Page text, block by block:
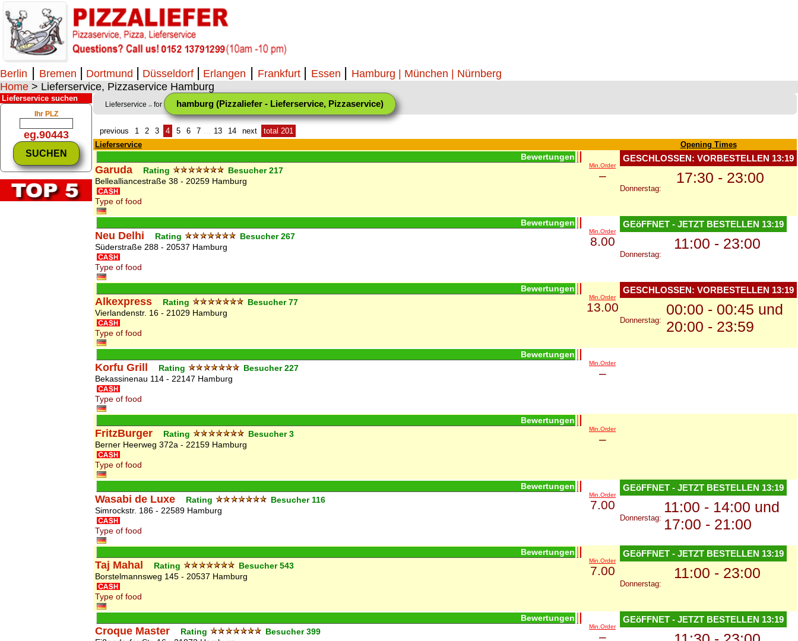
Berlin | Bremen | Dortmund | Düsseldorf | Erlangen | Frankfurt | Essen | Hamburg | München | Nürnberg
Home > Lieferservice, Pizzaservice Hamburg
Lieferservice suchen
Ihr PLZ
eg.90443
Lieferservice >> for hamburg (Pizzaliefer - Lieferservice, Pizzaservice)
previous 1 2 3 4 5 6 7 ... 13 14 next
total 201
Lieferservice
Opening Times
Bewertungen
Garuda Rating Besucher217
Bellealliancestraße 38 - 20259 Hamburg
Type of food
Min.Order
–
GESCHLOSSEN: VORBESTELLEN 13:19
Donnerstag:
17:30 - 23:00
Bewertungen
Neu Delhi Rating Besucher267
Süderstraße 288 - 20537 Hamburg
Type of food
Min.Order
8.00
GEöFFNET - JETZT BESTELLEN 13:19
Donnerstag:
11:00 - 23:00
Bewertungen
Alkexpress Rating Besucher77
Vierlandenstr. 16 - 21029 Hamburg
Type of food
Min.Order
13.00
GESCHLOSSEN: VORBESTELLEN 13:19
Donnerstag:
00:00 - 00:45 und
20:00 - 23:59
Bewertungen
Korfu Grill Rating Besucher227
Bekassinenau 114 - 22147 Hamburg
Type of food
Min.Order
–
Bewertungen
FritzBurger Rating Besucher3
Berner Heerweg 372a - 22159 Hamburg
Type of food
Min.Order
–
Bewertungen
Wasabi de Luxe Rating Besucher 116
Simrockstr. 186 - 22589 Hamburg
Type of food
Min.Order
7.00
GEöFFNET - JETZT BESTELLEN 13:19
Donnerstag:
11:00 - 14:00 und
17:00 - 21:00
Bewertungen
Taj Mahal Rating Besucher543
Borstelmannsweg 145 - 20537 Hamburg
Type of food
Min.Order
7.00
GEöFFNET - JETZT BESTELLEN 13:19
Donnerstag:
11:00 - 23:00
Bewertungen
Croque Master Rating Besucher399
Min.Order
–
GEöFFNET - JETZT BESTELLEN 13:19